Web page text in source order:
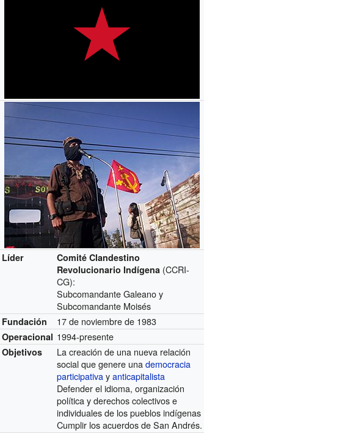
Líder
Comité Clandestino
Revolucionario Indígena (CCRI-
CG):
Subcomandante Galeano y
Subcomandante Moisés
Fundación 17 de noviembre de 1983
Operacional 1994-presente
Objetivos
La creación de una nueva relación
social que genere unademocracia
participativayanticapitalista
Defender el idioma, organización
política y derechos colectivos e
individuales de los pueblos indígenas
Cumplir los acuerdos de San Andrés.